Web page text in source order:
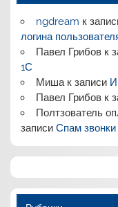
ngdream к
логина
Павел Грибовк
1С
Мишак записи
Павел Грибовк
Полтзователь
записиСпам